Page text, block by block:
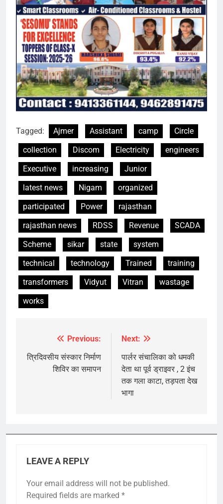
Tagged: Ajmer Assistant camp
Circle
collection
Discom Electricity
engineers
Executive
increasing
Junior
latest news
Nigam
organized
participated
Power
rajasthan
rajasthan news
RDSS Revenue
SCADA
Scheme
sikar state
system
technical
technology Trained
training
transformers
Vidyut Vitran
wastage
works
navigation
Previous:
त्रिदिवसीय संस्कार निर्माण
शिविर ‌का समापन
Next:
पार्लर संचालिका को धमकी
देता था पूर्व ड्राइवर , 2 इंच
तक गला काटा, तड़पता देख
भागा
LEAVE A REPLY
Your email address will not be published.
Required fields are marked *